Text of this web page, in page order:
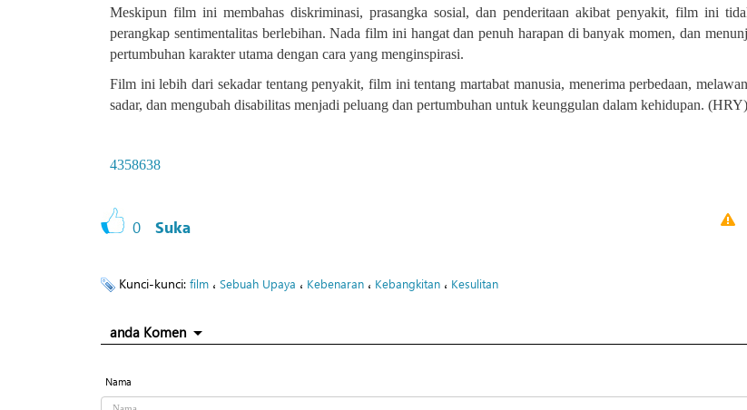
Meskipun film ini membahas diskriminasi, prasangka sosial, dan penderitaan akibat penyakit, film ini
perangkap sentimentalitas berlebihan. Nada film ini hangat dan penuh harapan di banyak momen, dan
pertumbuhan karakter utama dengan cara yang menginspirasi.
Film ini lebih dari sekadar tentang penyakit, film ini tentang martabat manusia, menerima perbedaan,
sadar, dan mengubah disabilitas menjadi peluang dan pertumbuhan untuk keunggulan dalam kehidupan. (HRY)
4358638
0 Suka
Kunci-kunci: film ، Sebuah Upaya ، Kebenaran ، Kebangkitan ، Kesulitan
anda Komen
Nama